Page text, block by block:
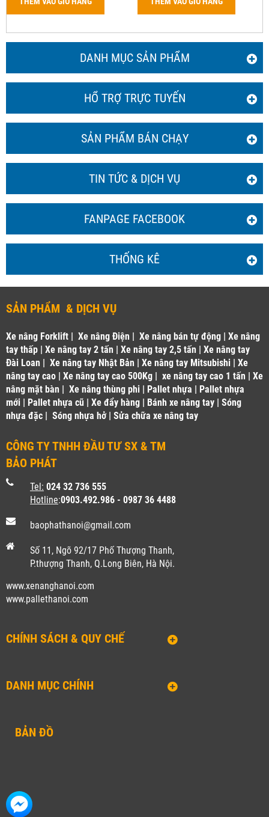
DANH MỤC SẢN PHẨM
HỔ TRỢ TRỰC TUYẾN
SẢN PHẨM BÁN CHẠY
TIN TỨC & DỊCH VỤ
FANPAGE FACEBOOK
THỐNG KÊ
SẢN PHẨM & DỊCH VỤ
Xe nâng Forklift | Xe nâng Điện | Xe nâng bán tự động | Xe nâng
tay thấp | Xe nâng tay 2 tấn | Xe nâng tay 2,5 tấn | Xe nâng tay
Đài Loan | Xe nâng tay Nhật Bản | Xe nâng tay Mitsubishi | Xe
nâng tay cao | Xe nâng tay cao 500Kg | xe nâng tay cao 1 tấn | Xe
nâng mặt bàn | Xe nâng thùng phi | Pallet nhựa | Pallet nhựa
mới | Pallet nhựa cũ | Xe đẩy hàng | Bánh xe nâng tay | Sóng
nhựa đặc | Sóng nhựa hở | Sửa chữa xe nâng tay
CÔNG TY TNHH ĐẦU TƯ SX & TM
BẢO PHÁT
Tel: 024 32 736 555
Hotline:0903.492.986 - 0987 36 4488
baophathanoi@gmail.com
Số 11, Ngõ 92/17 Phố Thượng Thanh,
P.thượng Thanh, Q.Long Biên, Hà Nội.
www.xenanghanoi.com
www.pallethanoi.com
CHÍNH SÁCH & QUY CHẾ
DANH MỤC CHÍNH
BẢN ĐỒ